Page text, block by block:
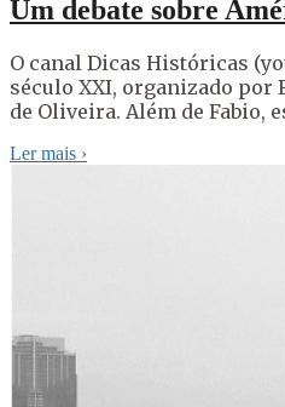
Um debate sobre
O canal Dicas Históricas
século XXI, organizado por
de Oliveira. Além de Fabio,
Ler mais ›